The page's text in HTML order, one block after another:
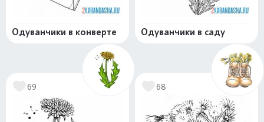
Одуванчики в конверте Одуванчики в саду
69 68